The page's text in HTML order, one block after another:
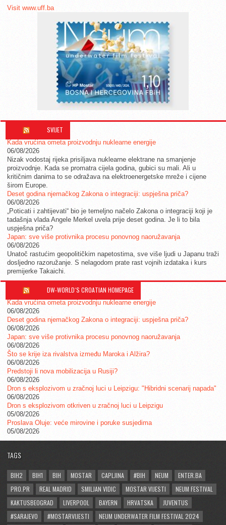
Visit www.uff.ba
SVIJET
Kada vrućina ometa proizvodnju nuklearne energije
06/08/2026
Nizak vodostaj rijeka prisiljava nuklearne elektrane na smanjenje
proizvodnje. Kada se promatra cijela godina, gubici su mali. Ali u
kritičnim danima to se odražava na elektroenergetske mreže i cijene
širom Europe.
Deset godina njemačkog Zakona o integraciji: uspješna priča?
06/08/2026
„Poticati i zahtijevati“ bio je temeljno načelo Zakona o integraciji koji je
tadašnja vlada Angele Merkel uvela prije deset godina. Je li to bila
uspješna priča?
Japan: sve više protivnika procesu ponovnog naoružavanja
06/08/2026
Unatoč rastućim geopolitičkim napetostima, sve više ljudi u Japanu traži
dosljedno razoružanje. S nelagodom prate rast vojnih izdataka i kurs
premijerke Takaichi.
DW-WORLD´S CROATIAN HOMEPAGE
Kada vrućina ometa proizvodnju nuklearne energije
06/08/2026
Deset godina njemačkog Zakona o integraciji: uspješna priča?
06/08/2026
Japan: sve više protivnika procesu ponovnog naoružavanja
06/08/2026
Što se krije iza rivalstva između Maroka i Alžira?
06/08/2026
Predstoji li nova mobilizacija u Rusiji?
06/08/2026
Dron s eksplozivom u zračnoj luci u Leipzigu: "Hibridni scenarij napada"
06/08/2026
Dron s eksplozivom otkriven u zračnoj luci u Leipzigu
05/08/2026
Proslava Oluje: veće mirovine i poruke susjedima
05/08/2026
TAGS
BIH2 BIH1 BIH MOSTAR CAPLJINA #BIH NEUM
ENTER.BA
PRO.PR
REAL MADRID SMILJAN VIDIC MOSTAR VIJESTI
NEUM FESTIVAL
KAKTUSBEOGRAD
LIVERPOOL BAYERN HRVATSKA
JUVENTUS
#SARAJEVO
#MOSTARVIJESTI
NEUM UNDERWATER FILM FESTIVAL 2024